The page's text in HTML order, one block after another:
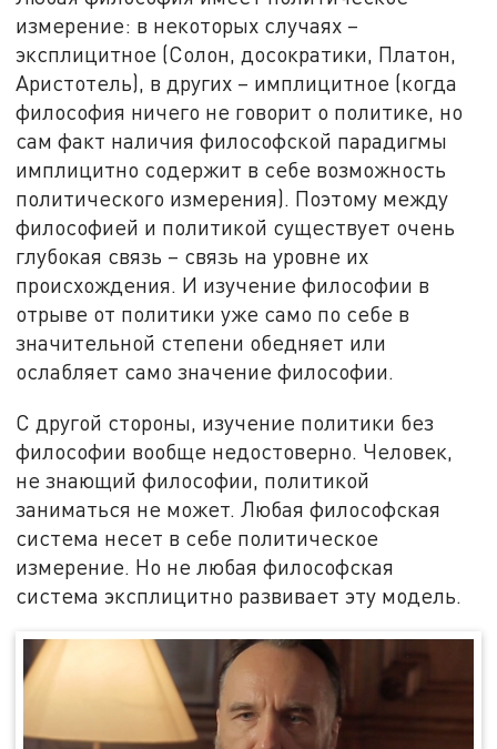
измерение: в некоторых случаях –
эксплицитное (Солон, досократики, Платон,
Аристотель), в других – имплицитное (когда
философия ничего не говорит о политике, но
сам факт наличия философской парадигмы
имплицитно содержит в себе возможность
политического измерения). Поэтому между
философией и политикой существует очень
глубокая связь – связь на уровне их
происхождения. И изучение философии в
отрыве от политики уже само по себе в
значительной степени обедняет или
ослабляет само значение философии.
С другой стороны, изучение политики без
философии вообще недостоверно. Человек,
не знающий философии, политикой
заниматься не может. Любая философская
система несет в себе политическое
измерение. Но не любая философская
система эксплицитно развивает эту модель.